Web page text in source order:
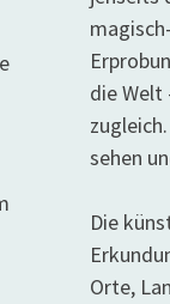
die
sehen
Die
Orte,